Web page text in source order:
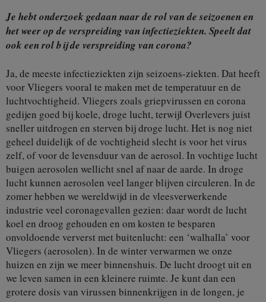
Je hebt onderzoek gedaan naar de rol van de seizoenen en
het weer op de verspreiding van infectieziekten. Speelt dat
ook een rol bij de verspreiding van corona?
Ja, de meeste infectieziekten zijn seizoens-ziekten. Dat heeft
voor Vliegers vooral te maken met de temperatuur en de
luchtvochtigheid. Vliegers zoals griepvirussen en corona
gedijen goed bij koele, droge lucht, terwijl Overlevers juist
sneller uitdrogen en sterven bij droge lucht. Het is nog niet
geheel duidelijk of de vochtigheid slecht is voor het virus
zelf, of voor de levensduur van de aerosol. In vochtige lucht
buigen aerosolen wellicht snel af naar de aarde. In droge
lucht kunnen aerosolen veel langer blijven circuleren. In de
zomer hebben we wereldwijd in de vleesverwerkende
industrie veel coronagevallen gezien: daar wordt de lucht
koel en droog gehouden en om kosten te besparen
onvoldoende ververst met buitenlucht: een ‘walhalla’ voor
Vliegers (aerosolen). In de winter verwarmen we onze
huizen en zijn we meer binnenshuis. De lucht droogt uit en
we leven samen in een kleinere ruimte. Je kunt dan een
grotere dosis van virussen binnenkrijgen in de longen, je